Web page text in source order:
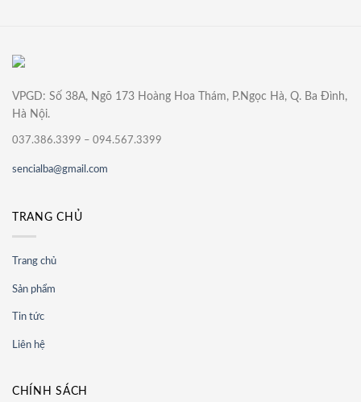
VPGD: Số 38A, Ngõ 173 Hoàng Hoa Thám, P.Ngọc Hà, Q. Ba Đình,
Hà Nội.
037.386.3399 – 094.567.3399
sencialba@gmail.com
TRANG CHỦ
Trang chủ
Sản phẩm
Tin tức
Liên hệ
CHÍNH SÁCH